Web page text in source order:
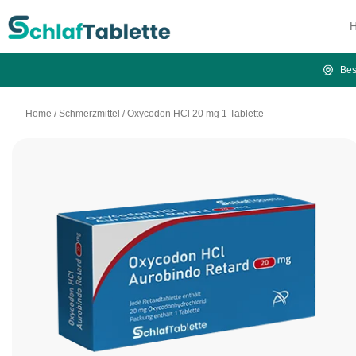
Home /Schmerzmittel /Oxycodon HCl 20 mg 1 Tablette